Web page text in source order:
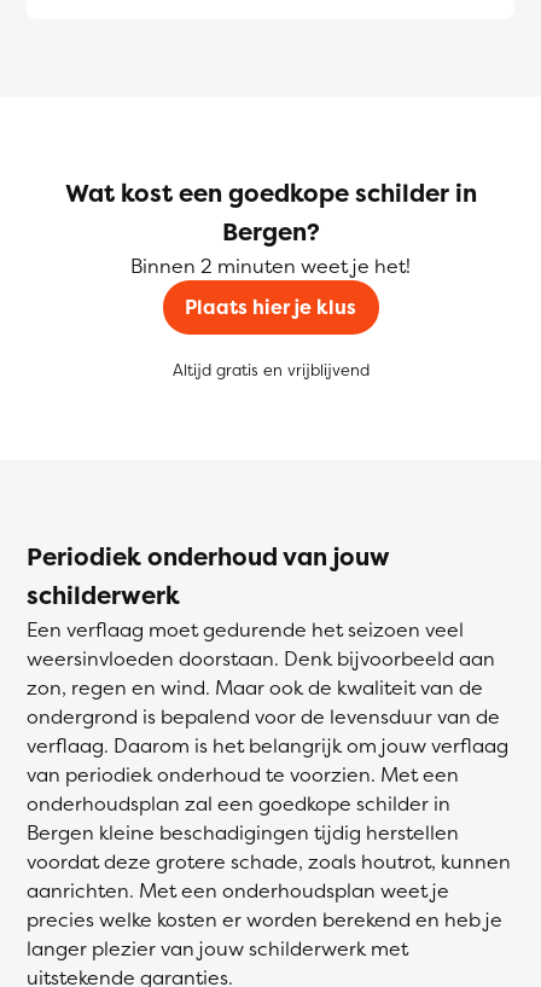
Wat kost een goedkope schilder in
Bergen?
Binnen 2 minuten weet je het!
Plaats hier je klus
Altijd gratis en vrijblijvend
Periodiek onderhoud van jouw
schilderwerk
Een verflaag moet gedurende het seizoen veel
weersinvloeden doorstaan. Denk bijvoorbeeld aan
zon, regen en wind. Maar ook de kwaliteit van de
ondergrond is bepalend voor de levensduur van de
verflaag. Daarom is het belangrijk om jouw verflaag
van periodiek onderhoud te voorzien. Met een
onderhoudsplan zal een goedkope schilder in
Bergen kleine beschadigingen tijdig herstellen
voordat deze grotere schade, zoals houtrot, kunnen
aanrichten. Met een onderhoudsplan weet je
precies welke kosten er worden berekend en heb je
langer plezier van jouw schilderwerk met
uitstekende garanties.